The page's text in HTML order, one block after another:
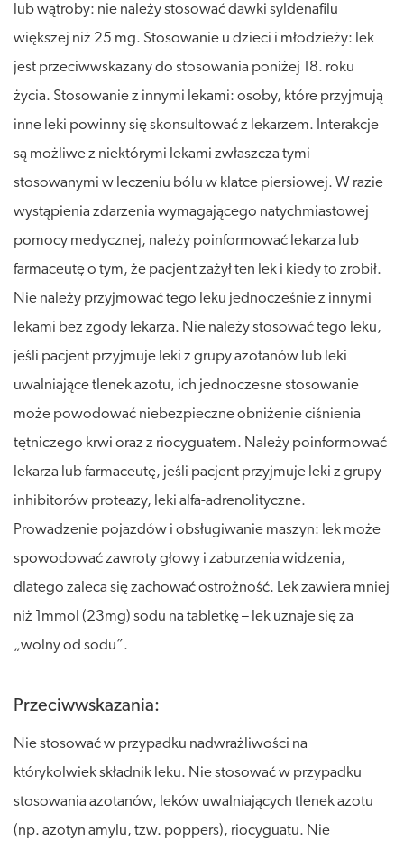
lub wątroby: nie należy stosować dawki syldenafilu
większej niż 25 mg. Stosowanie u dzieci i młodzieży: lek
jest przeciwwskazany do stosowania poniżej 18. roku
życia. Stosowanie z innymi lekami: osoby, które przyjmują
inne leki powinny się skonsultować z lekarzem. Interakcje
są możliwe z niektórymi lekami zwłaszcza tymi
stosowanymi w leczeniu bólu w klatce piersiowej. W razie
wystąpienia zdarzenia wymagającego natychmiastowej
pomocy medycznej, należy poinformować lekarza lub
farmaceutę o tym, że pacjent zażył ten lek i kiedy to zrobił.
Nie należy przyjmować tego leku jednocześnie z innymi
lekami bez zgody lekarza. Nie należy stosować tego leku,
jeśli pacjent przyjmuje leki z grupy azotanów lub leki
uwalniające tlenek azotu, ich jednoczesne stosowanie
może powodować niebezpieczne obniżenie ciśnienia
tętniczego krwi oraz z riocyguatem. Należy poinformować
lekarza lub farmaceutę, jeśli pacjent przyjmuje leki z grupy
inhibitorów proteazy, leki alfa-adrenolityczne.
Prowadzenie pojazdów i obsługiwanie maszyn: lek może
spowodować zawroty głowy i zaburzenia widzenia,
dlatego zaleca się zachować ostrożność. Lek zawiera mniej
niż 1mmol (23mg) sodu na tabletkę – lek uznaje się za
„wolny od sodu”.
Przeciwwskazania:
Nie stosować w przypadku nadwrażliwości na
którykolwiek składnik leku. Nie stosować w przypadku
stosowania azotanów, leków uwalniających tlenek azotu
(np. azotyn amylu, tzw. poppers), riocyguatu. Nie